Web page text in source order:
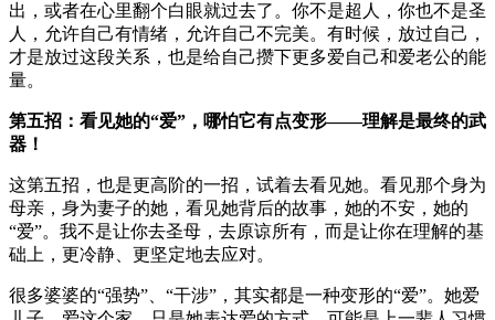
出，或者在心里翻个白眼就过去了。你不是超人，你也不是圣
人，允许自己有情绪，允许自己不完美。有时候，放过自己，
才是放过这段关系，也是给自己攒下更多爱自己和爱老公的能
量。
第五招：看见她的“爱”，哪怕它有点变形——理解是最终的武
器！
这第五招，也是更高阶的一招，试着去看见她。看见那个身为
母亲，身为妻子的她，看见她背后的故事，她的不安，她的
“爱”。我不是让你去圣母，去原谅所有，而是让你在理解的基
础上，更冷静、更坚定地去应对。
很多婆婆的“强势”、“干涉”，其实都是一种变形的“爱”。她爱